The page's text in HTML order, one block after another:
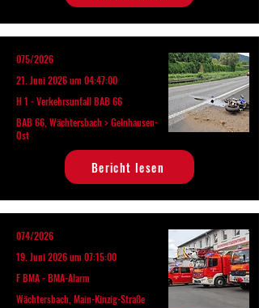
075/2026
21. Juni 2026 um 04:47:00
H 1 - Verkehrsunfall BAB 66
BAB 66, Wächtersbach > Gelnhausen-
Ost
Bericht lesen
074/2026
19. Juni 2026 um 07:15:00
F BMA - BMA-Alarm
Wächtersbach, Main-Kinzig-Straße